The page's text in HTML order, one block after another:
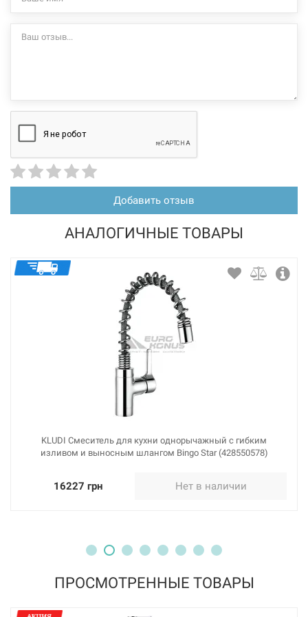
Артикул: 226449
BLANCO Смеситель для кухни однорычажный с
выдвижным изливом LINEE-S хром/черный (526171)
Добавить отзыв
АНАЛОГИЧНЫЕ ТОВАРЫ
KLUDI Смеситель для кухни однорычажный с гибким
изливом и выносным шлангом Bingo Star (428550578)
16227 грн Нет в наличии
ПРОСМОТРЕННЫЕ ТОВАРЫ